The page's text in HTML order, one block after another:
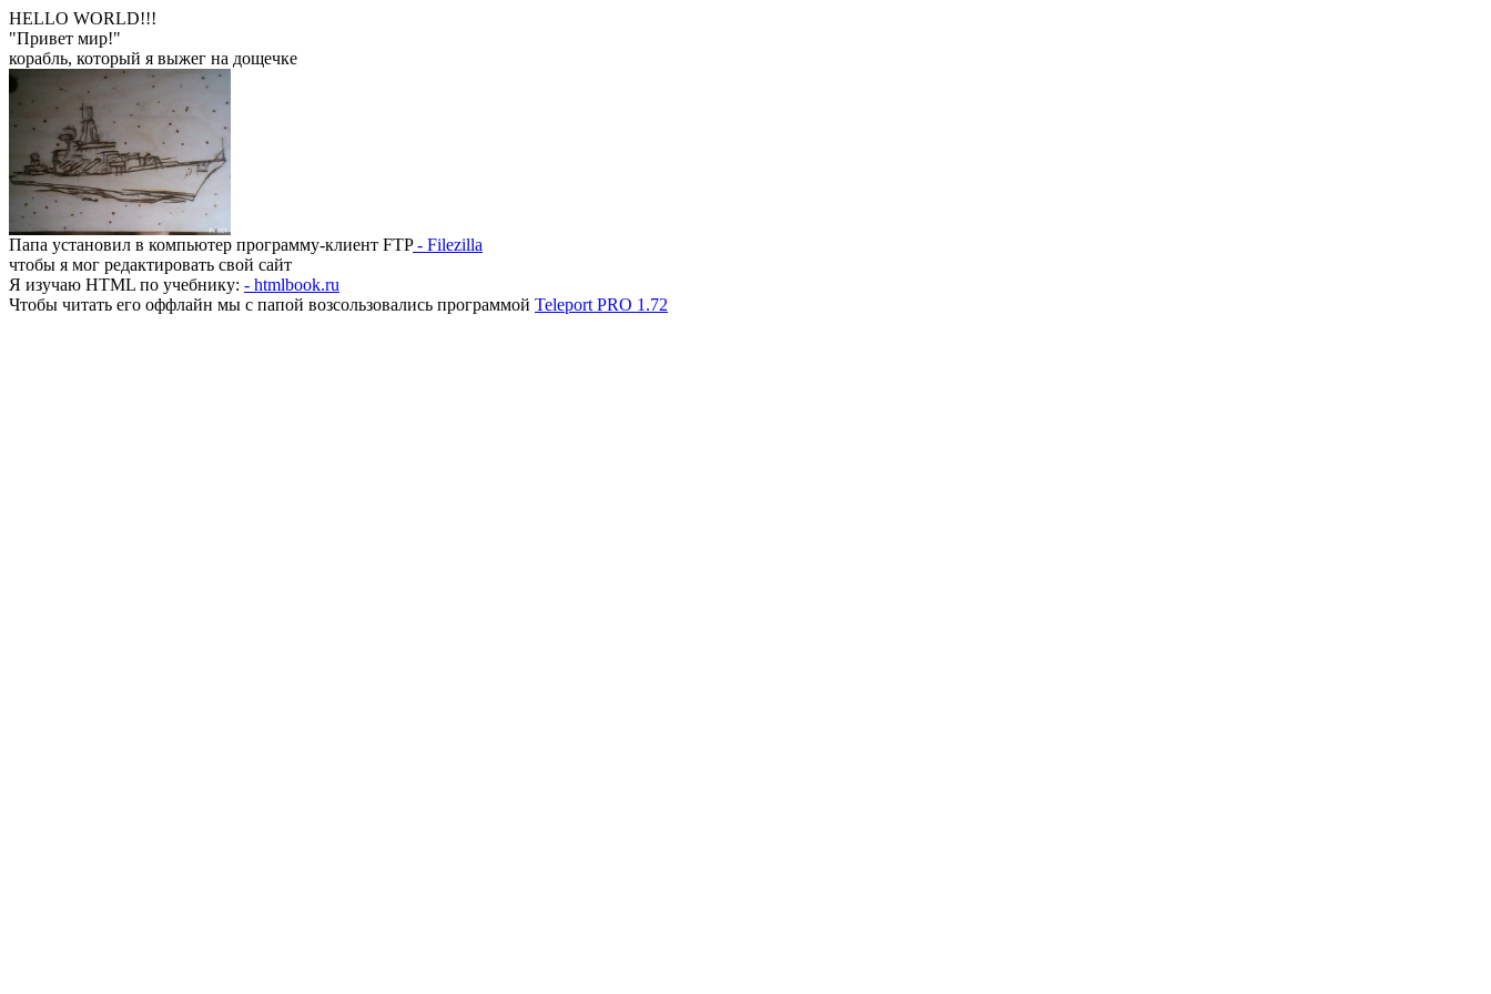
HELLO WORLD!!!
"Привет мир!"
корабль, который я выжег на дощечке
Папа установил в компьютер программу-клиент FTP- Filezilla
чтобы я мог редактировать свой сайт
Я изучаю HTML по учебнику: - htmlbook.ru
Чтобы читать его оффлайн мы с папой возсользовались программой Teleport PRO 1.72